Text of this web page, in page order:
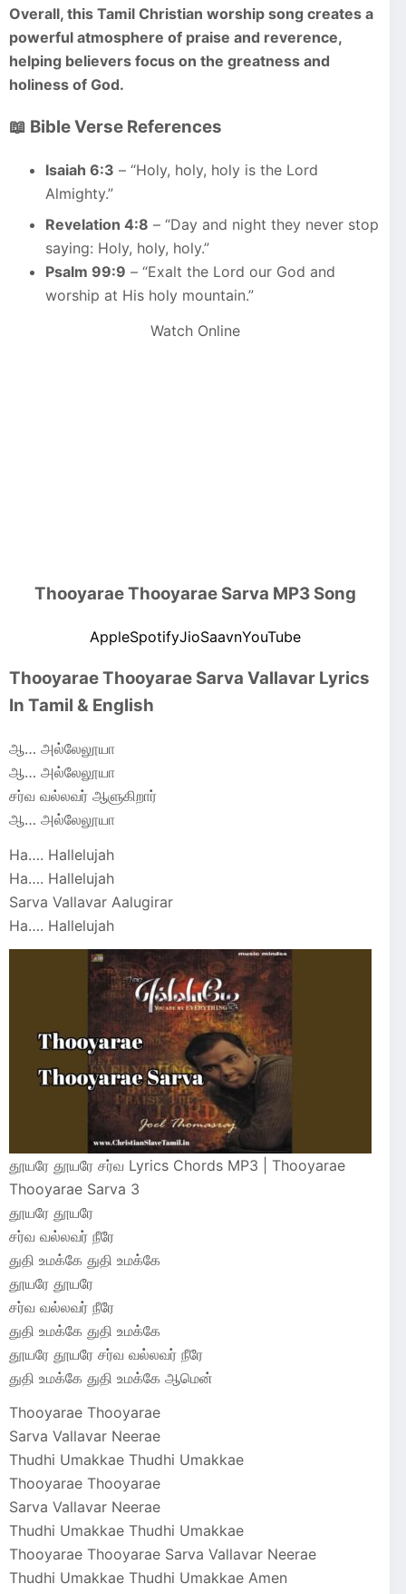
Overall, this Tamil Christian worship song creates a
powerful atmosphere of praise and reverence,
helping believers focus on the greatness and
holiness of God.
📖 Bible Verse References
Isaiah 6:3 – “Holy, holy, holy is the Lord
Almighty.”
Revelation 4:8 – “Day and night they never stop
saying: Holy, holy, holy.”
Psalm 99:9 – “Exalt the Lord our God and
worship at His holy mountain.”
Watch Online
Thooyarae Thooyarae Sarva MP3 Song
AppleSpotifyJioSaavnYouTube
Thooyarae Thooyarae Sarva Vallavar Lyrics
In Tamil & English
ஆ… அல்லேலூயா
ஆ… அல்லேலூயா
சர்வ வல்லவர் ஆளுகிறார்
ஆ… அல்லேலூயா
Ha…. Hallelujah
Ha…. Hallelujah
Sarva Vallavar Aalugirar
Ha…. Hallelujah
தூயரே தூயரே சர்வ Lyrics Chords MP3 | Thooyarae
Thooyarae Sarva 3
தூயரே தூயரே
சர்வ வல்லவர் நீரே
துதி உமக்கே துதி உமக்கே
தூயரே தூயரே
சர்வ வல்லவர் நீரே
துதி உமக்கே துதி உமக்கே
தூயரே தூயரே சர்வ வல்லவர் நீரே
துதி உமக்கே துதி உமக்கே ஆமென்
Thooyarae Thooyarae
Sarva Vallavar Neerae
Thudhi Umakkae Thudhi Umakkae
Thooyarae Thooyarae
Sarva Vallavar Neerae
Thudhi Umakkae Thudhi Umakkae
Thooyarae Thooyarae Sarva Vallavar Neerae
Thudhi Umakkae Thudhi Umakkae Amen